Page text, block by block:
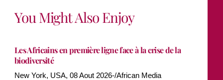
You Might Also Enjoy
Les Africains en première ligne face à la crise de la
biodiversité
New York, USA, 08 Aout 2026-/African Media